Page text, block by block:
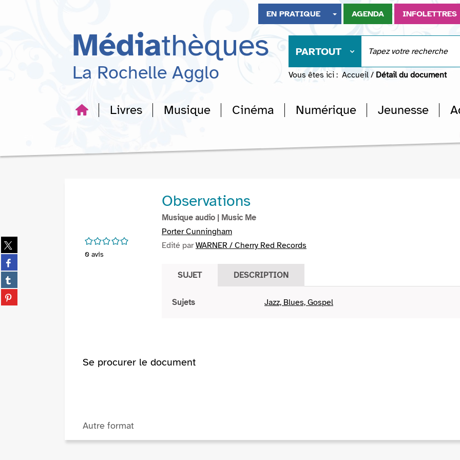
recherche
EN PRATIQUE AGENDA INFOLETTRES
Médiathèques
La Rochelle Agglo
PARTOUT
Vous êtes ici : Accueil / Détail du document
Livres Musique Cinéma Numérique Jeunesse
Partager
sur
twitter
(Nouvelle
fenêtre)
Partager
sur
facebook
(Nouvelle
fenêtre)
Partager
sur
tumblr
Partager
sur
/5
0 avis
Observations
Musique audio | Music Me
Porter Cunningham
Edité parWARNER / Cherry Red Records
SUJET DESCRIPTION
Sujets Jazz, Blues, Gospel
Se procurer le document
Autre format